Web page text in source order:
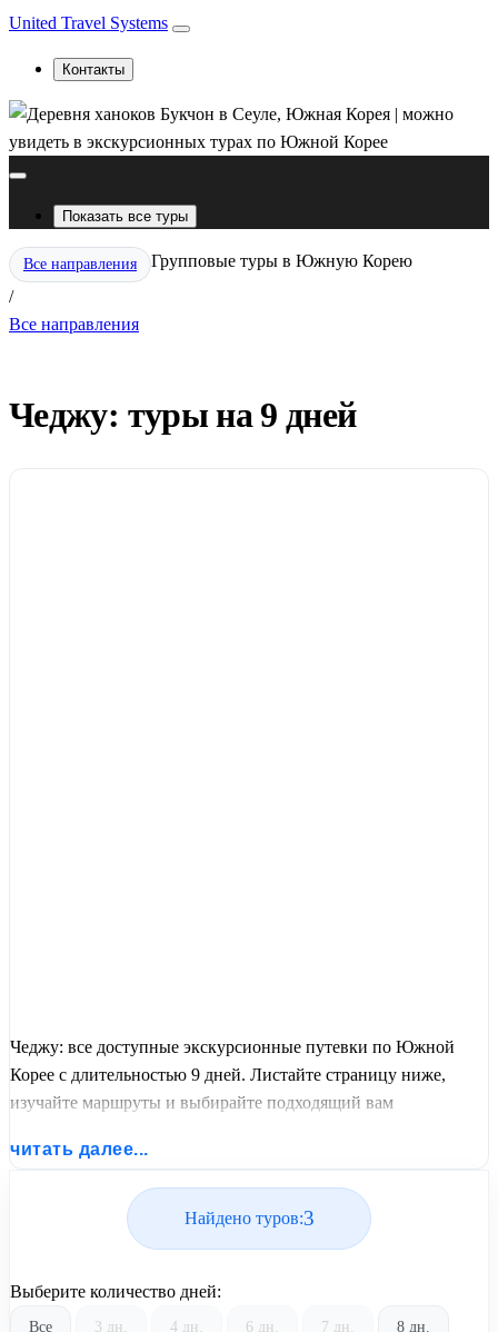
United Travel Systems
Контакты
Показать все туры
Все направления
/
Групповые туры в Южную Корею
Все направления
Чеджу: туры на 9 дней
Чеджу: все доступные экскурсионные путевки по Южной
Корее с длительностью 9 дней. Листайте страницу ниже,
изучайте маршруты и выбирайте подходящий вам
United Travel Systems.
читать далее...
Найдено туров:3
Выберите количество дней:
Все 3 дн. 4 дн. 6 дн. 7 дн. 8 дн.